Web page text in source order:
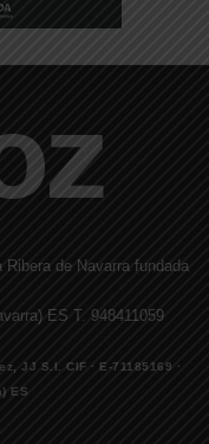
de Navarra fundada
ES T. 948411059
JJ S.I. CIF · E-71185169 ·
ES